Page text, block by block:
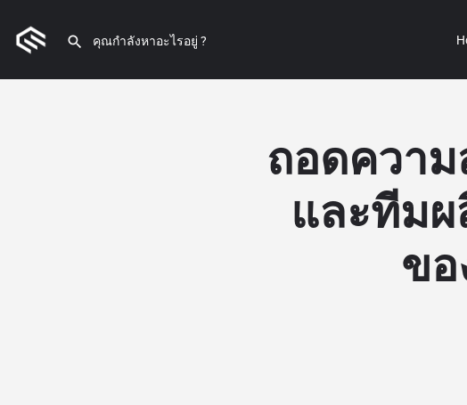
ถอดความ
และทีมผ
ขอ